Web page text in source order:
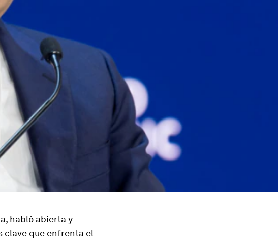
habló abierta y
clave que enfrenta el